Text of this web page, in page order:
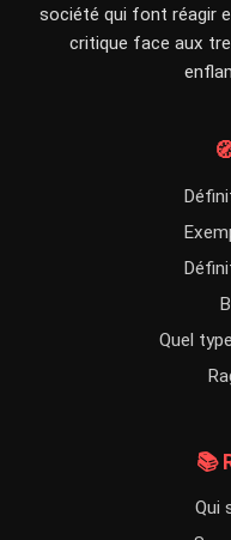
société qui font réagir
critique face aux
Quel
📚
Qui